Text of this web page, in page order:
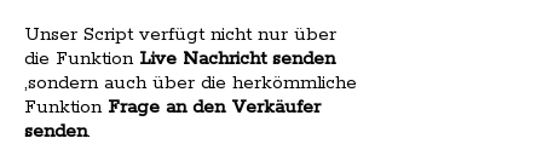
Unser Script verfügt nicht nur über
die Funktion Live Nachricht senden
,sondern auch über die herkömmliche
Funktion Frage an den Verkäufer
senden.